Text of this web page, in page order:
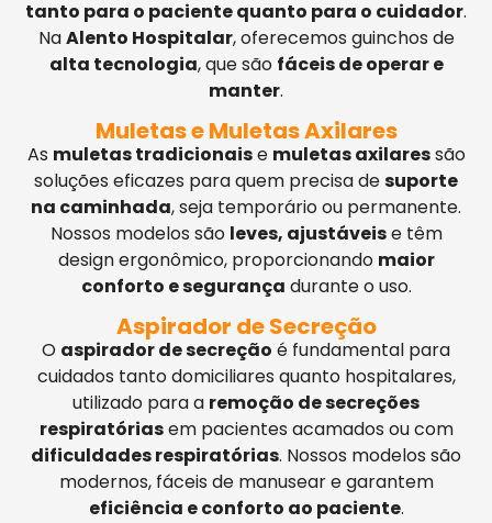
tanto para o paciente quanto para o cuidador.
NaAlento Hospitalar, oferecemos guinchos de
alta tecnologia, que são fáceis de operar e
manter.
Muletas e Muletas Axilares
As muletas tradicionaise muletas axilaressão
soluções eficazes para quem precisa desuporte
na caminhada, seja temporário ou permanente.
Nossos modelos são leves, ajustáveise têm
design ergonômico, proporcionando maior
conforto e segurança durante o uso.
Aspirador de Secreção
O aspirador de secreção é fundamental para
cuidados tanto domiciliares quanto hospitalares,
utilizado para a remoção de secreções
respiratóriasem pacientes acamados ou com
dificuldades respiratórias. Nossos modelos são
modernos, fáceis de manusear e garantem
eficiência e conforto ao paciente.